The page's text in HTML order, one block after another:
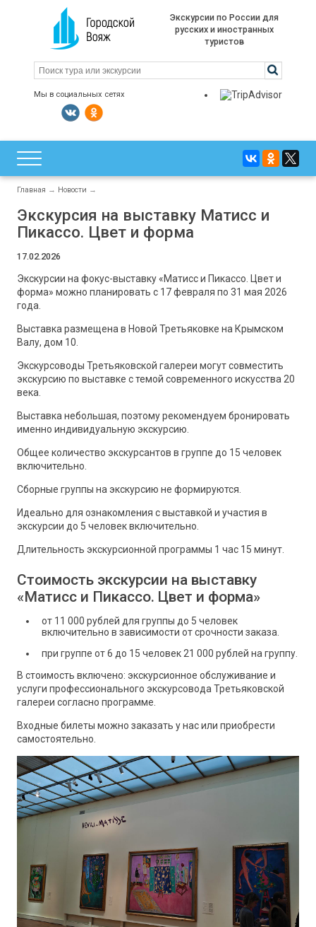
Экскурсии по России для
русских и иностранных
туристов
Мы в социальных сетях
Главная → Новости →
Экскурсия на выставку Матисс и
Пикассо. Цвет и форма
17.02.2026
Экскурсии на фокус-выставку «Матисс и Пикассо. Цвет и
форма» можно планировать с 17 февраля по 31 мая 2026
года.
Выставка размещена в Новой Третьяковке на Крымском
Валу, дом 10.
Экскурсоводы Третьяковской галереи могут совместить
экскурсию по выставке с темой современного искусства 20
века.
Выставка небольшая, поэтому рекомендуем бронировать
именно индивидуальную экскурсию.
Общее количество экскурсантов в группе до 15 человек
включительно.
Сборные группы на экскурсию не формируются.
Идеально для ознакомления с выставкой и участия в
экскурсии до 5 человек включительно.
Длительность экскурсионной программы 1 час 15 минут.
Стоимость экскурсии на выставку
«Матисс и Пикассо. Цвет и форма»
от 11 000 рублей для группы до 5 человек
включительно в зависимости от срочности заказа.
при группе от 6 до 15 человек 21 000 рублей на группу.
В стоимость включено: экскурсионное обслуживание и
услуги профессионального экскурсовода Третьяковской
галереи согласно программе.
Входные билеты можно заказать у нас или приобрести
самостоятельно.